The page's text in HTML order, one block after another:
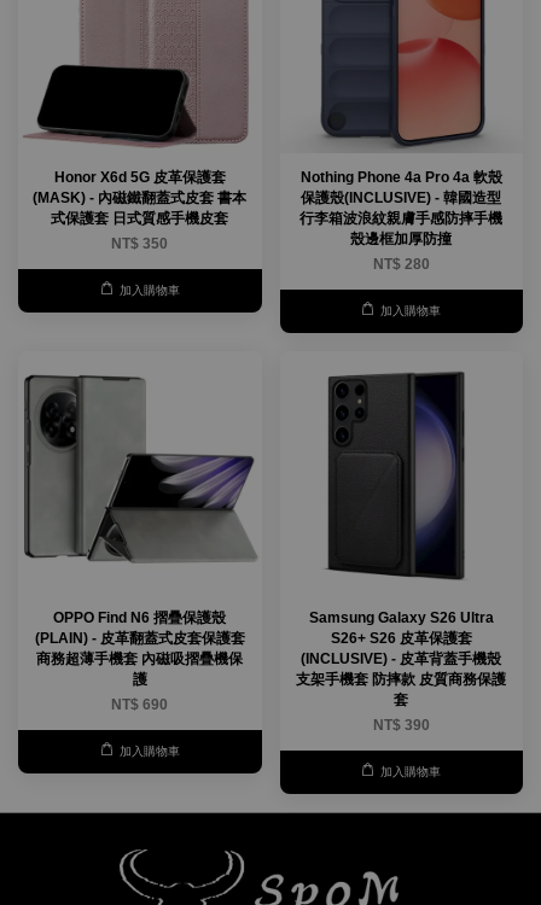
Honor X6d 5G 皮革保護套
(MASK) - 內磁鐵翻蓋式皮套 書本
式保護套 日式質感手機皮套
NT$ 350
加入購物車
Nothing Phone 4a Pro 4a 軟殼
保護殼(INCLUSIVE) - 韓國造型
行李箱波浪紋親膚手感防摔手機
殼邊框加厚防撞
NT$ 280
加入購物車
OPPO Find N6 摺疊保護殼
(PLAIN) - 皮革翻蓋式皮套保護套
商務超薄手機套 內磁吸摺疊機保
護
NT$ 690
加入購物車
Samsung Galaxy S26 Ultra
S26+ S26 皮革保護套
(INCLUSIVE) - 皮革背蓋手機殼
支架手機套 防摔款 皮質商務保護
套
NT$ 390
加入購物車